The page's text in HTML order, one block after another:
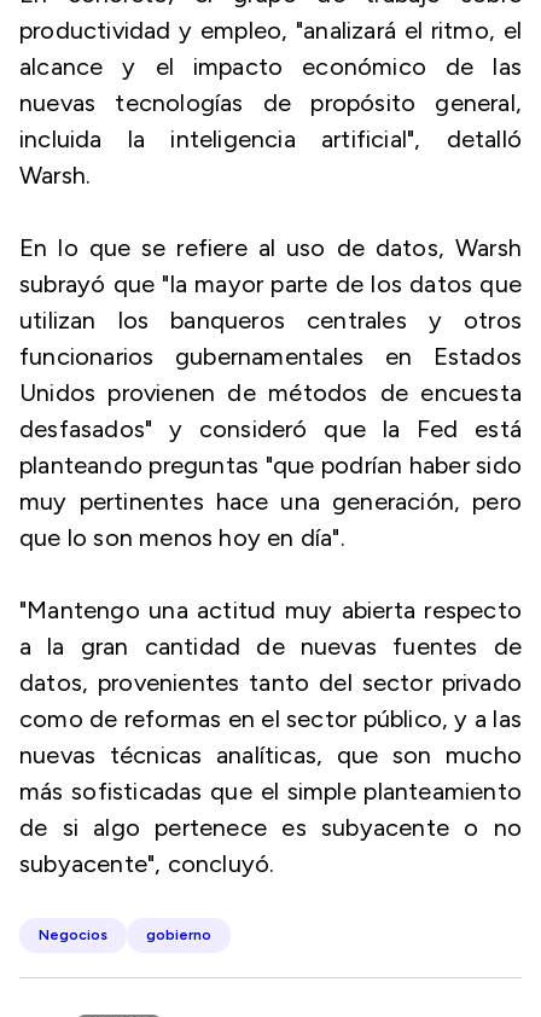
productividad y empleo, "analizará el ritmo, el
alcance y el impacto económico de las
nuevas tecnologías de propósito general,
incluida la inteligencia artificial", detalló
Warsh.
En lo que se refiere al uso de datos, Warsh
subrayó que "la mayor parte de los datos que
utilizan los banqueros centrales y otros
funcionarios gubernamentales en Estados
Unidos provienen de métodos de encuesta
desfasados" y consideró que la Fed está
planteando preguntas "que podrían haber sido
muy pertinentes hace una generación, pero
que lo son menos hoy en día".
"Mantengo una actitud muy abierta respecto
a la gran cantidad de nuevas fuentes de
datos, provenientes tanto del sector privado
como de reformas en el sector público, y a las
nuevas técnicas analíticas, que son mucho
más sofisticadas que el simple planteamiento
de si algo pertenece es subyacente o no
subyacente", concluyó.
Negocios gobierno